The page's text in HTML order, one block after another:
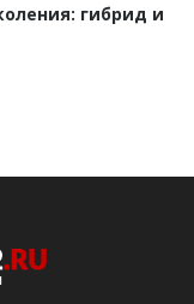
гибрид и